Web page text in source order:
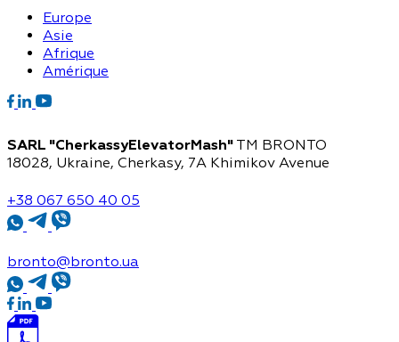
Europe
Asie
Afrique
Amérique
SARL "CherkassyElevatorMash" TM BRONTO
18028, Ukraine, Cherkasy, 7A Khimikov Avenue
+38 067 650 40 05
bronto@bronto.ua